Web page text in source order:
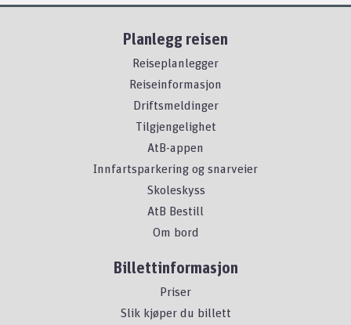
Planlegg reisen
Reiseplanlegger
Reiseinformasjon
Driftsmeldinger
Tilgjengelighet
AtB-appen
Innfartsparkering og snarveier
Skoleskyss
AtB Bestill
Om bord
Billettinformasjon
Priser
Slik kjøper du billett